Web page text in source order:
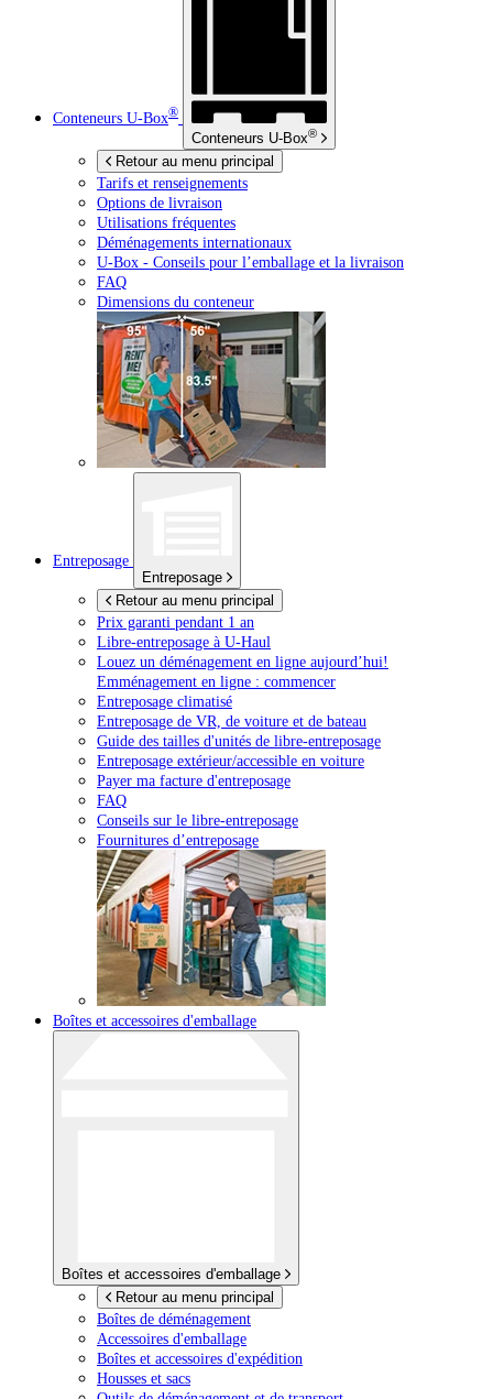
Conteneurs U-Box®
Conteneurs U-Box®
Retour au menu principal
Tarifs et renseignements
Options de livraison
Utilisations fréquentes
Déménagements internationaux
U-Box - Conseils pour l’emballage et la livraison
FAQ
Dimensions du conteneur
Entreposage
Entreposage
Retour au menu principal
Prix garanti pendant 1 an
Libre-entreposage à U-Haul
Louez un déménagement en ligne aujourd’hui!
Emménagement en ligne : commencer
Entreposage climatisé
Entreposage de VR, de voiture et de bateau
Guide des tailles d'unités de libre-entreposage
Entreposage extérieur/accessible en voiture
Payer ma facture d'entreposage
FAQ
Conseils sur le libre-entreposage
Fournitures d’entreposage
Boîtes et accessoires d'emballage
Boîtes et accessoires d'emballage
Retour au menu principal
Boîtes de déménagement
Accessoires d'emballage
Boîtes et accessoires d'expédition
Housses et sacs